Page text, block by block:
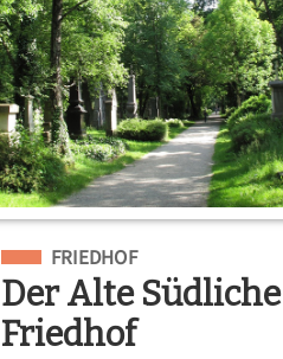
Eingeordnet unter
FRIEDHOF
Der Alte Südliche
Friedhof